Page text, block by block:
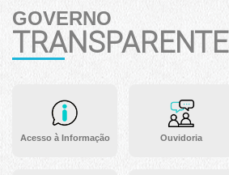
GOVERNO
TRANSPARENTE
Acesso à Informação Ouvidoria